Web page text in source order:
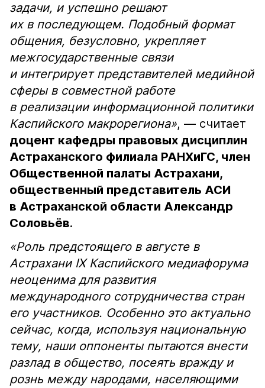
задачи, и успешно решают
их в последующем. Подобный формат
общения, безусловно, укрепляет
межгосударственные связи
и интегрирует представителей медийной
сферы в совместной работе
в реализации информационной политики
Каспийского макрорегиона», — считает
доцент кафедры правовых дисциплин
Астраханского филиала РАНХиГС, член
Общественной палаты Астрахани,
общественный представитель АСИ
в Астраханской области Александр
Соловьёв.
«Роль предстоящего в августе в
Астрахани IX Каспийского медиафорума
неоценима для развития
международного сотрудничества стран
его участников. Особенно это актуально
сейчас, когда, используя национальную
тему, наши оппоненты пытаются внести
разлад в общество, посеять вражду и
рознь между народами, населяющими